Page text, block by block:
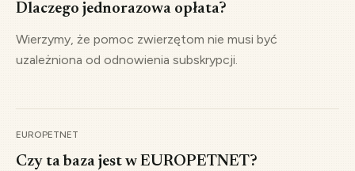
1997
Spotkanie w Brukseli
Nasi przedstawiciele spotykają się z innymi bazami, aby
2000
IDENTYFIKACJA.PL i EUROPETNET
Dlaczego jednorazowa opłata?
Wierzymy, że pomoc zwierzętom nie musi być
uzależniona od odnowienia subskrypcji.
EUROPETNET
Czy ta baza jest w EUROPETNET?